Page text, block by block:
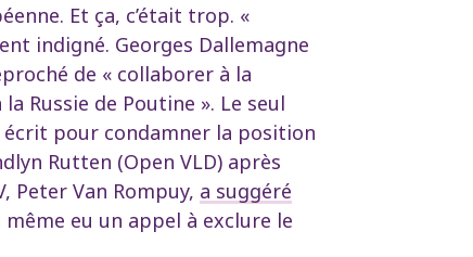
Et ça, c’était trop. «
indigné. Georges Dallemagne
de « collaborer à la
Russie de Poutine ». Le seul
écrit pour condamner la position
Rutten (Open VLD) après
Peter Van Rompuy, a suggéré
eu un appel à exclure le